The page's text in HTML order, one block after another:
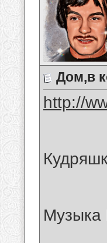
Дом,в
http://
Музыка